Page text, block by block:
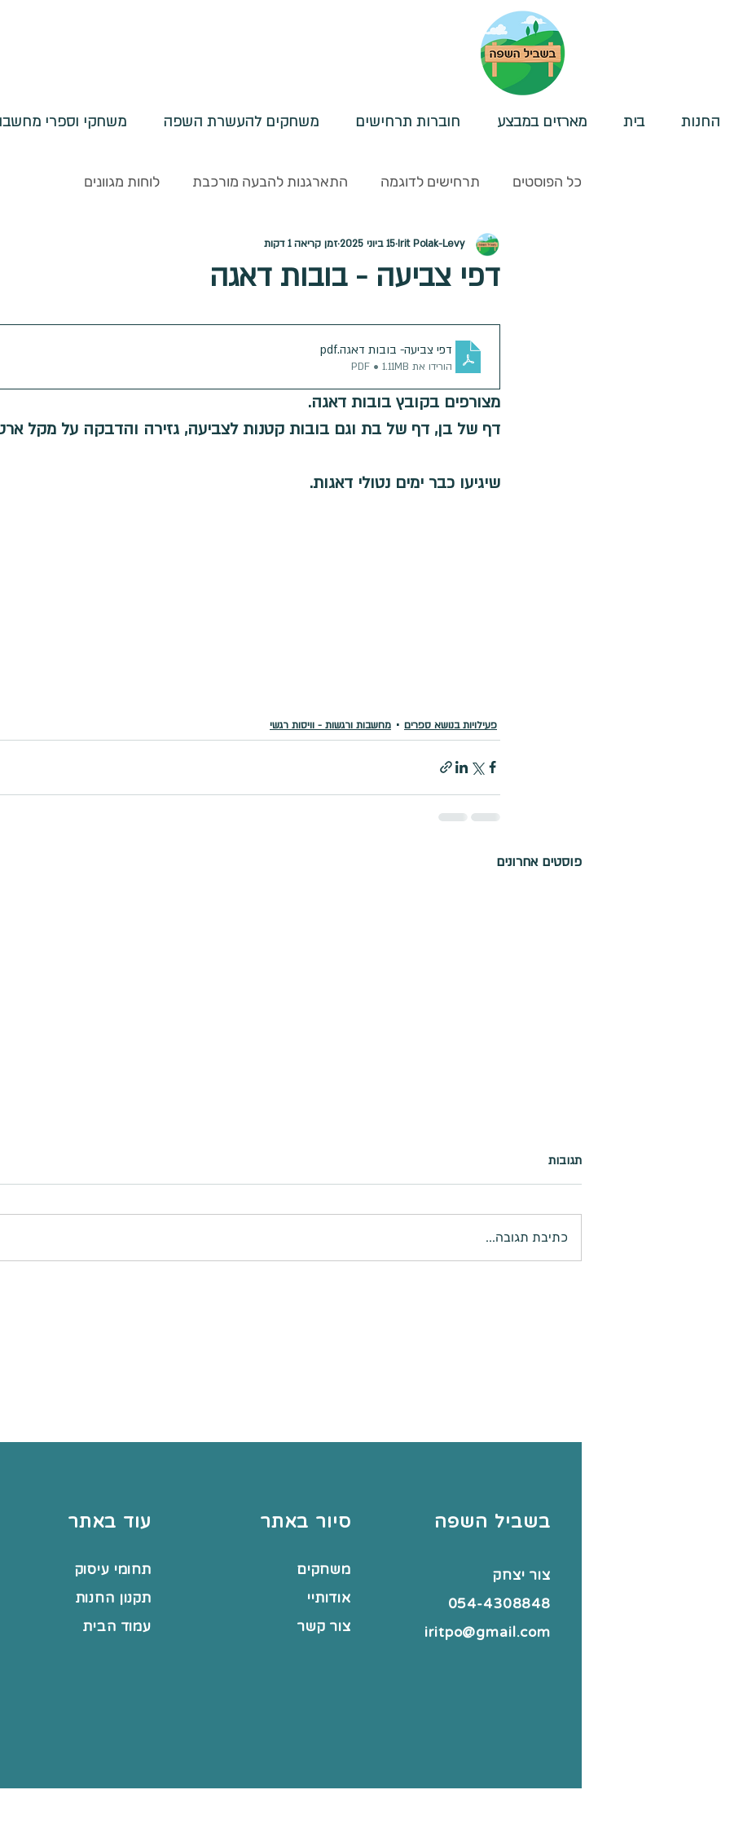
החנות בית מארזים במבצע חוברות תרחישים משחקים להעשרת השפה משחקי וספרי
כל הפוסטים תרחישים לדוגמה התארגנות להבעה מורכבת לוחות מגוונים
לוחות להתארגנות- תפקודים ניהוליים דפי הדרכה רצפים
חגים ומועדים
דפי צביעה - בובות דאגה
Irit Polak-Levy 15 ביוני 2025 זמן קריאה 1 דקות
דפי צביעה- בובות דאגה.pdf
הורידו את PDF • 1.11MB
מצורפים בקובץ בובות דאגה.
דף של בן, דף של בת וגם בובות קטנות לצביעה, גזירה והדבקה על מקל
שיגיעו כבר ימים נטולי דאגות.
פעילויות בנושא ספרים מחשבות ורגשות - וויסות רגשי
פוסטים אחרונים
תגובות
כתיבת תגובה...
עוד באתר
תחומי עיסוק
תקנון החנות
עמוד הבית
סיור באתר
משחקים
אודותיי
צור קשר
בשביל השפה
צור יצחק
054-4308848
iritpo@gmail.com